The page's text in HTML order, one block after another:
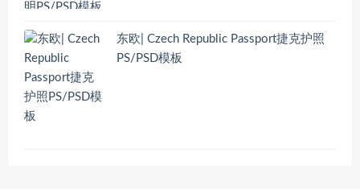
东欧| Czech Republic Passport捷克护照
PS/PSD模板